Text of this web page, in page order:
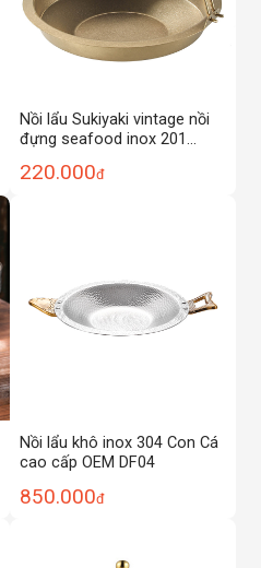
Nồi lẩu Sukiyaki vintage nồi
đựng seafood inox 201
220.000đ
Nồi lẩu khô inox 304 Con Cá
cao cấp OEM DF04
850.000đ